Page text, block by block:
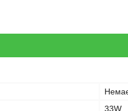
33W